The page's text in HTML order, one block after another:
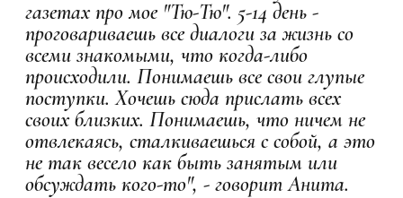
газетах про мое "Тю-Тю". 5-14 день -
проговариваешь все диалоги за жизнь со
всеми знакомыми, что когда-либо
происходили. Понимаешь все свои глупые
поступки. Хочешь сюда прислать всех
своих близких. Понимаешь, что ничем не
отвлекаясь, сталкиваешься с собой, а это
не так весело как быть занятым или
обсуждать кого-то", - говорит Анита.